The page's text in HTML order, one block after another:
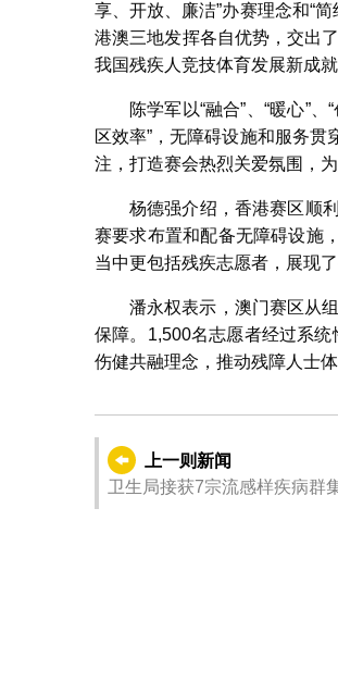
享、开放、廉洁”办赛理念和“
港澳三地发挥各自优势，交出
我国残疾人竞技体育发展新成就
陈学军以“融合”、“暖心”
区效率”，无障碍设施和服务贯
注，打造赛会热烈关爱氛围，
杨德强介绍，香港赛区顺
赛要求布置和配备无障碍设施
当中更包括残疾志愿者，展现
潘永权表示，澳门赛区从
保障。1,500名志愿者经过系
伤健共融理念，推动残障人士
上一则新闻
卫生局接获7宗流感样疾病群